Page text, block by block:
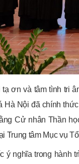
tạ ơn và tâm tình tri
Hà Nội đã chính
Cử nhân Thần
Trung tâm Mục vụ
ý nghĩa trong hành